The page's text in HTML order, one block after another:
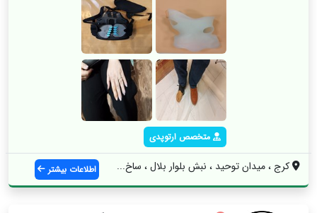
متخصص ارتوپدی
کرج ، میدان توحید ، نبش بلوار بلال ، ساخ... اطلاعات بیشتر